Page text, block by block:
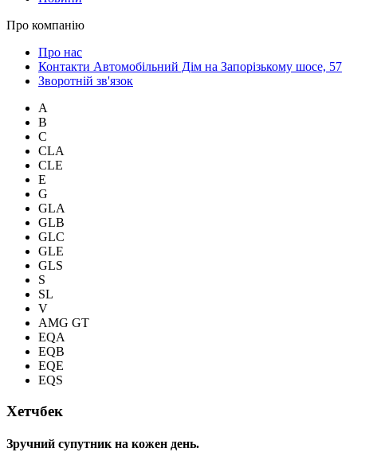
Про компанію
Про нас
Контакти Автомобільний Дім на Запорізькому шосе, 57
Зворотній зв'язок
A
B
C
CLA
CLE
E
G
GLA
GLB
GLC
GLE
GLS
S
SL
V
AMG GT
EQA
EQB
EQE
EQS
Хетчбек
Зручний супутник на кожен день.